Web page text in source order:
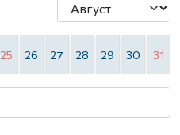
25 26 27 28 29 30 31